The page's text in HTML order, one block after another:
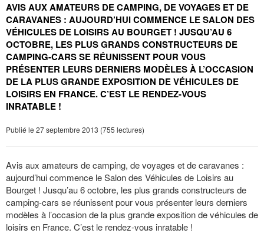
AVIS AUX AMATEURS DE CAMPING, DE VOYAGES ET DE
CARAVANES : AUJOURD’HUI COMMENCE LE SALON DES
VÉHICULES DE LOISIRS AU BOURGET ! JUSQU’AU 6
OCTOBRE, LES PLUS GRANDS CONSTRUCTEURS DE
CAMPING-CARS SE RÉUNISSENT POUR VOUS
PRÉSENTER LEURS DERNIERS MODÈLES À L’OCCASION
DE LA PLUS GRANDE EXPOSITION DE VÉHICULES DE
LOISIRS EN FRANCE. C’EST LE RENDEZ-VOUS
INRATABLE !
Publié le 27 septembre 2013 (755 lectures)
Avis aux amateurs de camping, de voyages et de caravanes :
aujourd’hui commence le Salon des Véhicules de Loisirs au
Bourget ! Jusqu’au 6 octobre, les plus grands constructeurs de
camping-cars se réunissent pour vous présenter leurs derniers
modèles à l’occasion de la plus grande exposition de véhicules de
loisirs en France. C’est le rendez-vous inratable !